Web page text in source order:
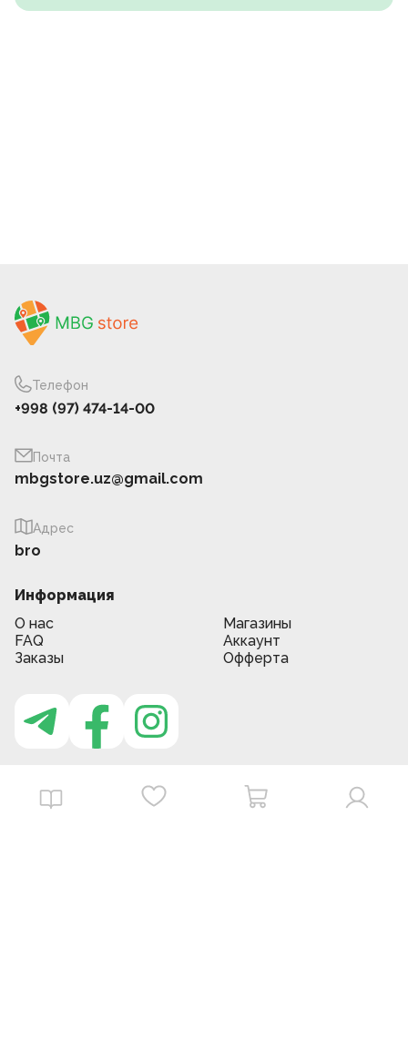
Телефон
+998 (97) 474-14-00
Почта
mbgstore.uz@gmail.com
Адрес
bro
Информация
О нас
Магазины
FAQ
Аккаунт
Заказы
Офферта
Приложение MBG store